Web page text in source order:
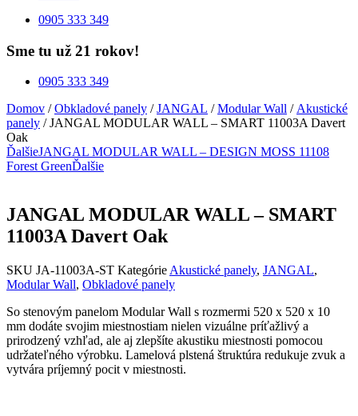
0905 333 349
Sme tu už 21 rokov!
0905 333 349
Domov /Obkladové panely /JANGAL /Modular Wall /Akustické
panely / JANGAL MODULAR WALL – SMART 11003A Davert
Oak
ĎalšieJANGAL MODULAR WALL – DESIGN MOSS 11108
Forest GreenĎalšie
JANGAL MODULAR WALL – SMART
11003A Davert Oak
SKU JA-11003A-ST Kategórie Akustické panely, JANGAL,
Modular Wall, Obkladové panely
So stenovým panelom Modular Wall s rozmermi 520 x 520 x 10
mm dodáte svojim miestnostiam nielen vizuálne príťažlivý a
prirodzený vzhľad, ale aj zlepšíte akustiku miestnosti pomocou
udržateľného výrobku. Lamelová plstená štruktúra redukuje zvuk a
vytvára príjemný pocit v miestnosti.